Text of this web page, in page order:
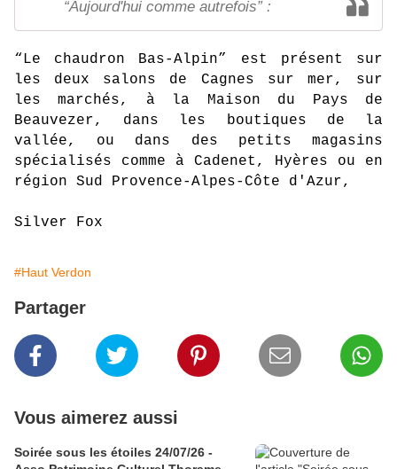
“Aujourd'hui comme autrefois” :
“Le chaudron Bas-Alpin” est présent sur
les deux salons de Cagnes sur mer, sur
les marchés, à la Maison du Pays de
Beauvezer, dans les boutiques de la
vallée, ou dans des petits magasins
spécialisés comme à Cadenet, Hyères ou en
région Sud Provence-Alpes-Côte d'Azur,
Silver Fox
#Haut Verdon
Partager
Vous aimerez aussi
Soirée sous les étoiles 24/07/26 -